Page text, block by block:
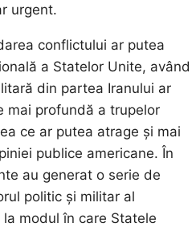
urgent.
conflictului ar putea
a Statelor Unite, având
din partea Iranului ar
mai profundă a trupelor
ce ar putea atrage și mai
publice americane. În
au generat o serie de
politic și militar al
modul în care Statele